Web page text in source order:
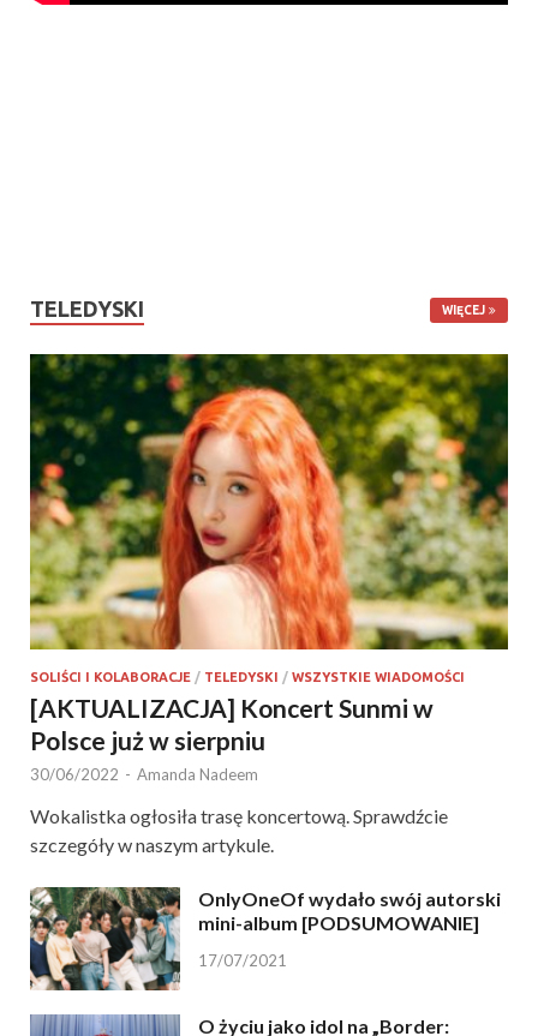
TELEDYSKI WIĘCEJ
SOLIŚCI I KOLABORACJE / TELEDYSKI / WSZYSTKIE WIADOMOŚCI
[AKTUALIZACJA] Koncert Sunmi w
Polsce już w sierpniu
30/06/2022 - Amanda Nadeem
Wokalistka ogłosiła trasę koncertową. Sprawdźcie
szczegóły w naszym artykule.
OnlyOneOf wydało swój autorski
mini-album [PODSUMOWANIE]
17/07/2021
O życiu jako idol na „Border: